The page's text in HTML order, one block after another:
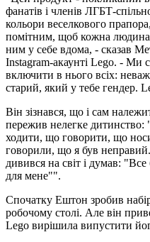
фанатів і членів ЛГБТ-
кольори веселкового
помітним, щоб кожна людина
ним у себе вдома, - сказав
Instagram-акаунті Lego. - Ми
включити в нього всіх:
старий, який у тебе гендер.
Він зізнався, що і сам
пережив нелегке
ходити, що говорити, що
говорили, що я був
дивився на світ і думав: "Все
для мене"".
Спочатку Ештон зробив
робочому столі. Але він
Lego вирішила випустити